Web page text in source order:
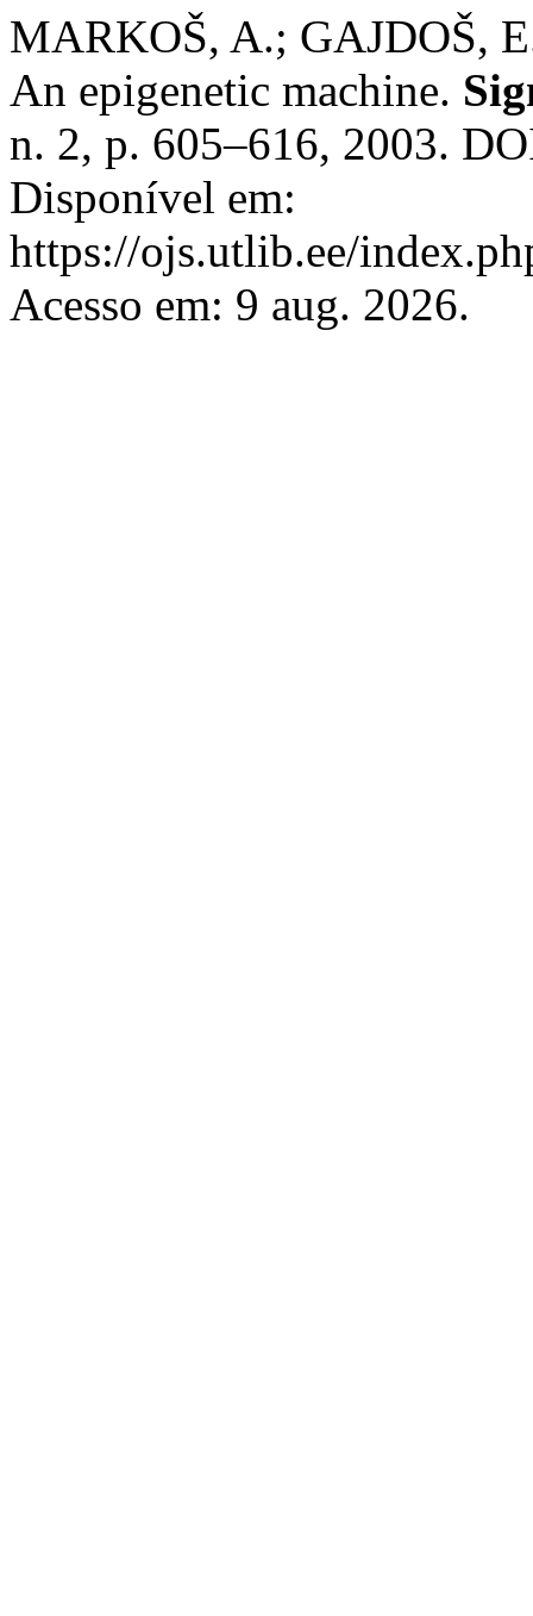
MARKOŠ, A.; GAJDOŠ,
An epigenetic machine.
n. 2, p. 605–616, 2003.
Disponível em:
https://ojs.utlib.ee/
Acesso em: 9 aug. 2026.